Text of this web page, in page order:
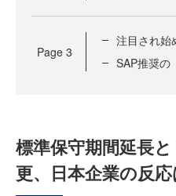
Page 3
注目され始
SAP推奨の
標準保守期間延長
更、日本企業の反応